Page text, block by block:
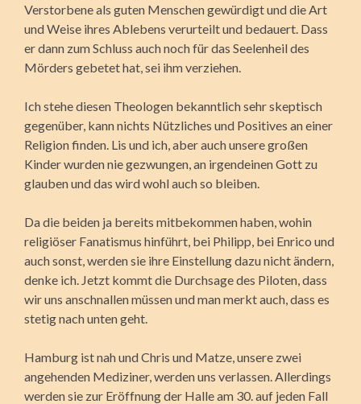
Verstorbene als guten Menschen gewürdigt und die Art
und Weise ihres Ablebens verurteilt und bedauert. Dass
er dann zum Schluss auch noch für das Seelenheil des
Mörders gebetet hat, sei ihm verziehen.
Ich stehe diesen Theologen bekanntlich sehr skeptisch
gegenüber, kann nichts Nützliches und Positives an einer
Religion finden. Lis und ich, aber auch unsere großen
Kinder wurden nie gezwungen, an irgendeinen Gott zu
glauben und das wird wohl auch so bleiben.
Da die beiden ja bereits mitbekommen haben, wohin
religiöser Fanatismus hinführt, bei Philipp, bei Enrico und
auch sonst, werden sie ihre Einstellung dazu nicht ändern,
denke ich. Jetzt kommt die Durchsage des Piloten, dass
wir uns anschnallen müssen und man merkt auch, dass es
stetig nach unten geht.
Hamburg ist nah und Chris und Matze, unsere zwei
angehenden Mediziner, werden uns verlassen. Allerdings
werden sie zur Eröffnung der Halle am 30. auf jeden Fall